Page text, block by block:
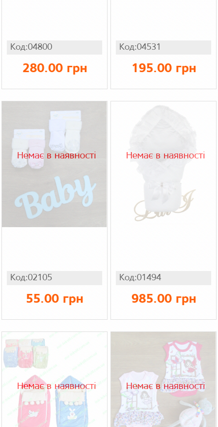
Код:04800
280.00 грн
Код:04531
195.00 грн
Немає в наявності
Код:02105
55.00 грн
Немає в наявності
Код:01494
985.00 грн
Немає в наявності Немає в наявності